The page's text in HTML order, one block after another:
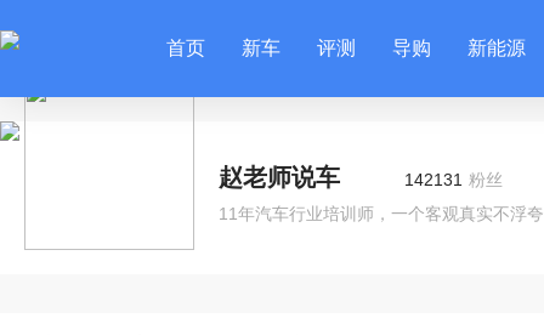
首页 新车 评测 导购 新能源
赵老师说车 142131 粉丝
11年汽车行业培训师，一个客观真实不浮